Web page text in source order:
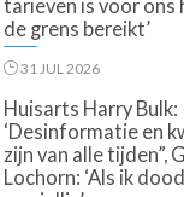
tarieven is voor ons
de grens bereikt’
31 JUL 2026
Huisarts Harry Bulk:
‘Desinformatie en
zijn van alle tijden”,
Lochorn: ‘Als ik